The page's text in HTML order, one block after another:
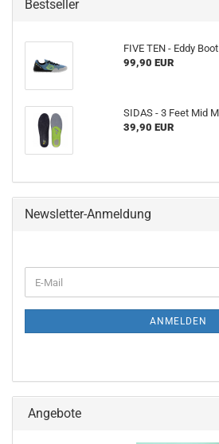
Bestseller
FIVE TEN - Eddy
99,90 EUR
SIDAS - 3 Feet Mid
39,90 EUR
Newsletter-Anmeldung
ZUR
E-
Mail
ANMELDEN
Angebote